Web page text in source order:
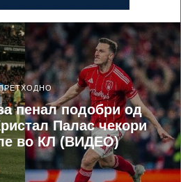
пенал подобри од
Палас чекори
во КЛ (ВИДЕО)